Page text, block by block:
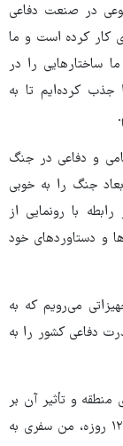
در صنعت دفاعی
کار کرده است و ما
ساختارهایی را در
جذب کرده‌ایم تا به
و دفاعی در جنگ
جنگ را به خوبی
با رونمایی از
و دستاوردهای خود
می‌رویم که به
دفاعی کشور را به
و تأثیر آن بر
کاهش تنش‌ها اشاره کرد. وی گفت: در ایام جنگ ۱۲ روزه، من سفری به